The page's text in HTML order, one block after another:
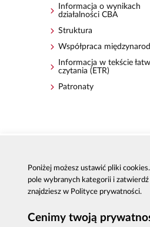
Informacja o wynikach
działalności CBA
Struktura
Współpraca
Informacja w tekście
czytania (ETR)
Patronaty
Poniżej możesz ustawić pliki
pole wybranych kategorii i zatwierdź
znajdziesz w Polityce prywatności.
Cenimy twoją